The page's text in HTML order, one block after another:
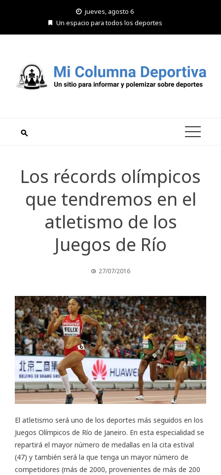
jueves, agosto 6
Un espacio para todos los deportes
Los récords olímpicos
que tendremos en el
atletismo de los
Juegos de Río
27/07/2016
El atletismo será uno de los deportes más seguidos en los
Juegos Olímpicos de Río de Janeiro. En esta especialidad se
repartirá el mayor número de medallas en la cita estival
(47) y también será la que tenga un mayor número de
competidores (más de 2000, provenientes de más de 200